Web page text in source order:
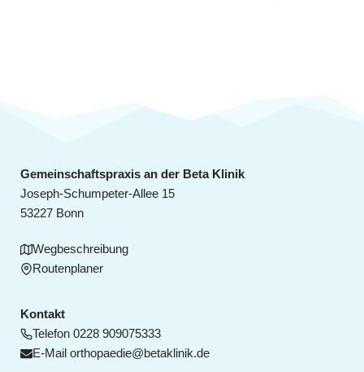
Gemeinschaftspraxis an der Beta Klinik
Joseph-Schumpeter-Allee 15
53227 Bonn
Wegbeschreibung
Routenplaner
Kontakt
Telefon 0228 909075333
E-Mail orthopaedie@betaklinik.de